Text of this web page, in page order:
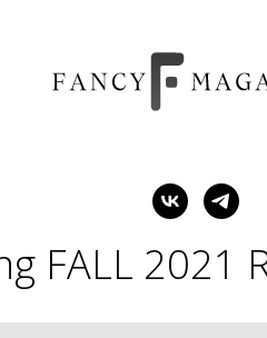
FALL 2021